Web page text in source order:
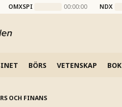
OMXSPI 00:00:00 NDX
BÖRS VETENSKAP BOK
OCH FINANS